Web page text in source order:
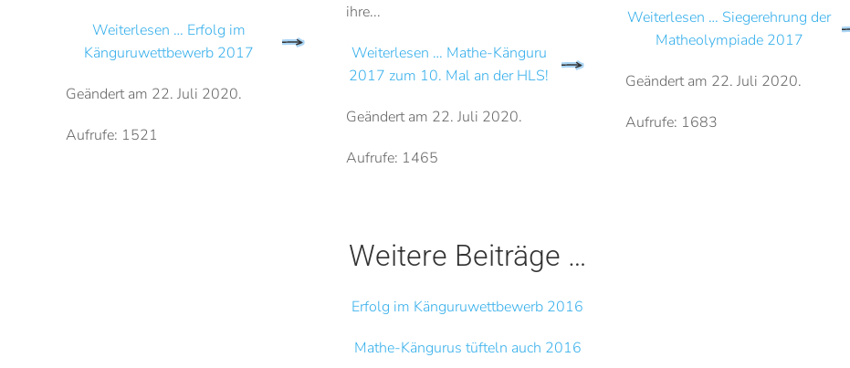
Weiterlesen … Erfolg im
Känguruwettbewerb 2017
Geändert am 22. Juli 2020.
Aufrufe: 1521
ihre...
Weiterlesen … Mathe-Känguru
2017 zum 10. Mal an der HLS!
Geändert am 22. Juli 2020.
Aufrufe: 1465
Weiterlesen … Siegerehrung der
Matheolympiade 2017
Geändert am 22. Juli 2020.
Aufrufe: 1683
Weitere Beiträge …
Erfolg im Känguruwettbewerb 2016
Mathe-Kängurus tüfteln auch 2016